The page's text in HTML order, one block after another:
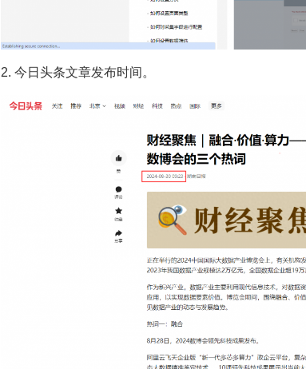
2. 今日头条文章发布时间。